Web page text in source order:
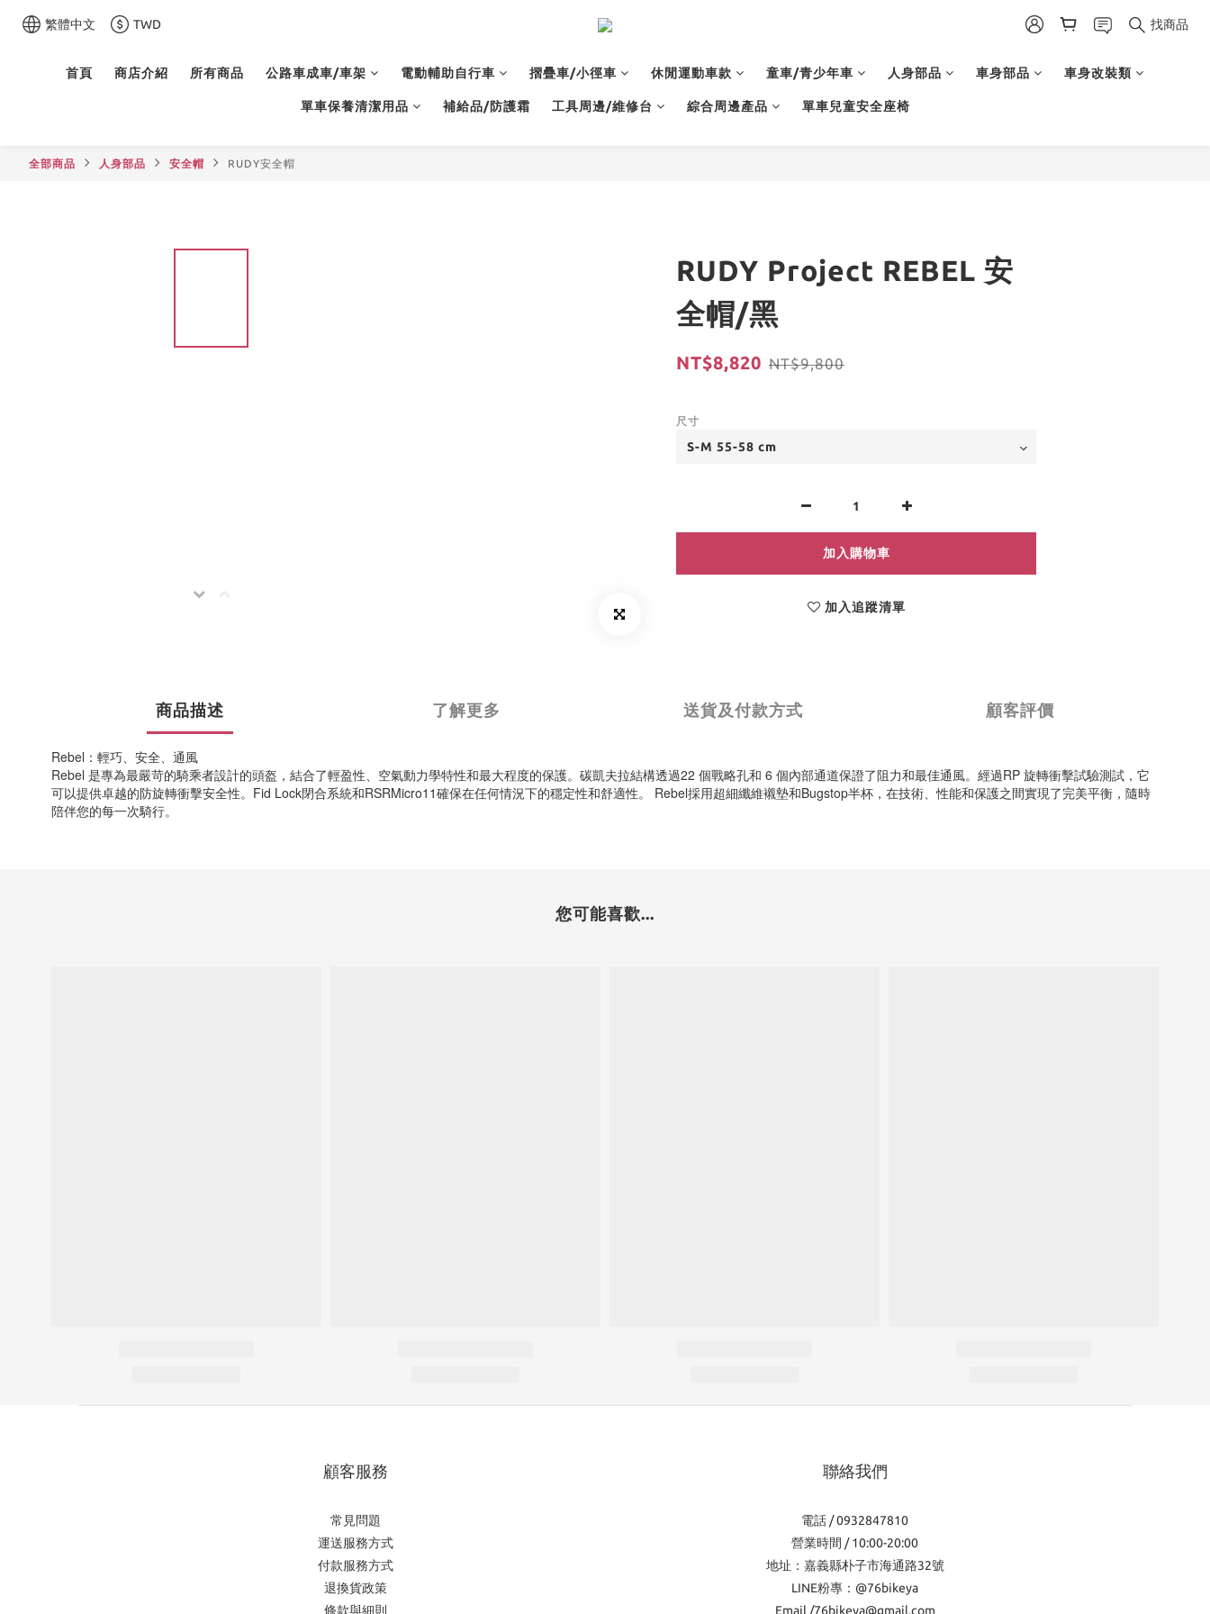
繁體中文 TWD 找商品
首頁 商店介紹 所有商品 公路車成車/車架 電動輔助自行車 摺疊車/小徑車 休閒運動車款 童車/青少年車 人身部品 車身部品 車身改裝類
單車保養清潔用品 補給品/防護霜 工具周邊/維修台 綜合周邊產品 單車兒童安全座椅
全部商品 人身部品 安全帽 RUDY安全帽
RUDY Project REBEL 安
全帽/黑
NT$8,820 NT$9,800
尺寸
加入購物車
加入追蹤清單
商品描述 了解更多 送貨及付款方式 顧客評價
Rebel：輕巧、安全、通風
Rebel 是專為最嚴苛的騎乘者設計的頭盔，結合了輕盈性、空氣動力學特性和最大程度的保護。碳凱夫拉結構透過22 個戰略孔和 6 個內部通道保證了阻力和最佳通風。經過RP 旋轉衝擊試驗測試，它
可以提供卓越的防旋轉衝擊安全性。Fid Lock閉合系統和RSRMicro11確保在任何情況下的穩定性和舒適性。 Rebel採用超細纖維襯墊和Bugstop半杯，在技術、性能和保護之間實現了完美平衡，隨時
陪伴您的每一次騎行。
您可能喜歡...
顧客服務
常見問題
運送服務方式
付款服務方式
退換貨政策
條款與細則
聯絡我們
電話 / 0932847810
營業時間 / 10:00-20:00
地址：嘉義縣朴子市海通路32號
LINE粉專：@76bikeya
Email /76bikeya@gmail.com